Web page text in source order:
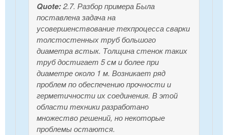
Quote:2.7. Разбор примера Была
поставлена задача на
усовершенствование техпроцесса сварки
толстостенных труб большого
диаметра встык. Толщина стенок таких
труб достигает 5 см и более при
диаметре около 1 м. Возникает ряд
проблем по обеспечению прочности и
герметичности их соединения. В этой
области техники разработано
множество решений, но некоторые
проблемы остаются.